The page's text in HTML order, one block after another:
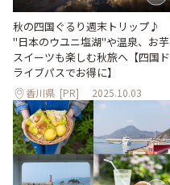
秋の四国ぐるり週末トリップ♪
"日本のウユニ塩湖"や温泉、お芋
スイーツも楽しむ秋旅へ【四国ド
ライブパスでお得に】
香川県 [PR] 2025.10.03